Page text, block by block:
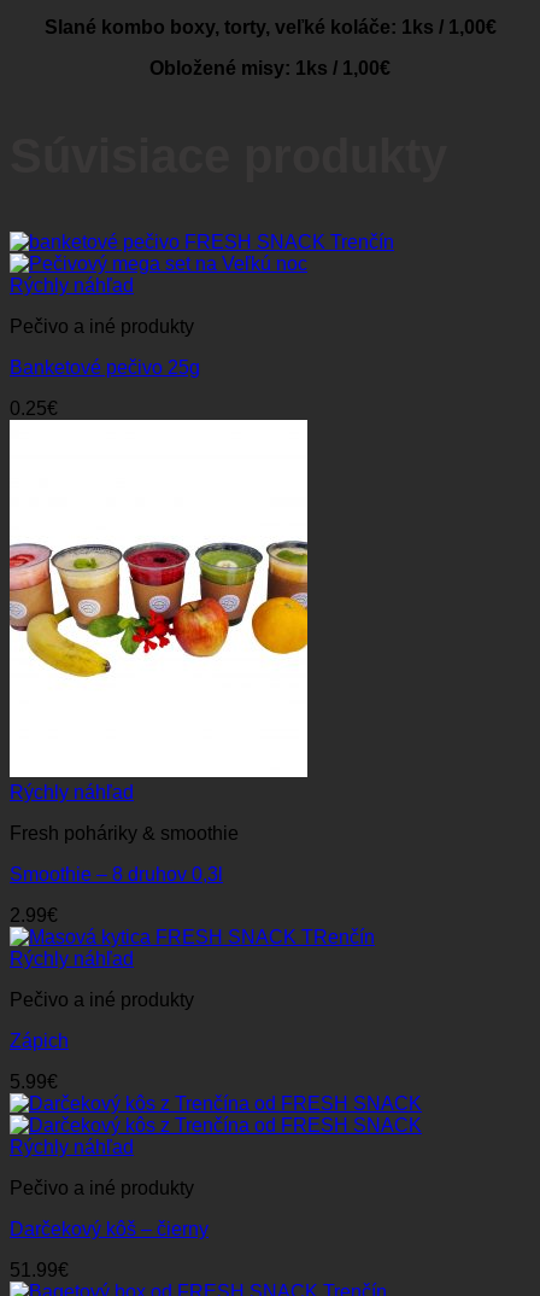
Slané kombo boxy, torty, veľké koláče: 1ks / 1,00€
Obložené misy: 1ks / 1,00€
Rýchly náhľad
Pečivo a iné produkty
Banketové pečivo 25g
0.25€
Rýchly náhľad
Fresh poháriky & smoothie
Smoothie – 8 druhov 0,3l
2.99€
Rýchly náhľad
Pečivo a iné produkty
Zápich
5.99€
Rýchly náhľad
Pečivo a iné produkty
Darčekový kôš – čierny
51.99€